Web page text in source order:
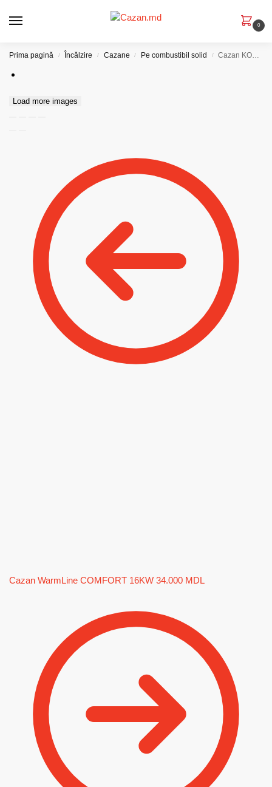
0
Prima pagină / Încălzire / Cazane / Pe combustibil solid / Cazan KORDI 26-30 LT
Load more images
Cazan WarmLine COMFORT 16KW 34.000 MDL